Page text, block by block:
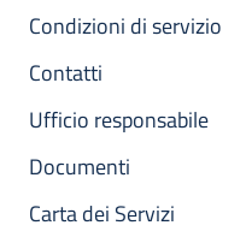
Condizioni di servizio
Contatti
Ufficio responsabile
Documenti
Carta dei Servizi